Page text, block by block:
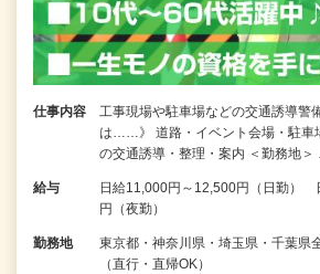
仕事内容
工事現場や駐車場などの交通誘導警
は……》 道路・イベント会場・駐車
の交通誘導・整理・案内 ＜勤務地
給与
日給11,000円～12,500円（日勤）
円（夜勤）
勤務地
東京都・神奈川県・埼玉県・千葉
（直行・直帰OK）